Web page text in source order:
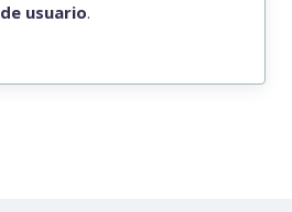
de usuario.